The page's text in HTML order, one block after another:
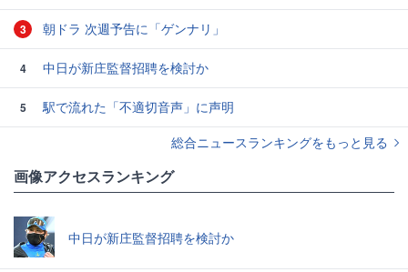
3 朝ドラ 次週予告に「ゲンナリ」
4 中日が新庄監督招聘を検討か
5
駅で流れた「不適切音声」に声明
総合ニュースランキングをもっと見る
画像アクセスランキング
中日が新庄監督招聘を検討か